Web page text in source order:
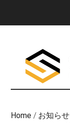
Home / お知らせ